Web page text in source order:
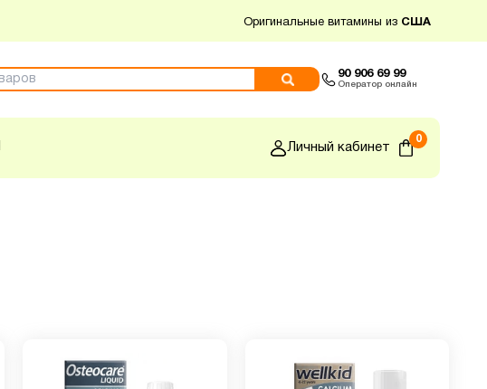
Оригинальные витамины из США
90 906 69 99
Оператор онлайн
Личный кабинет
0